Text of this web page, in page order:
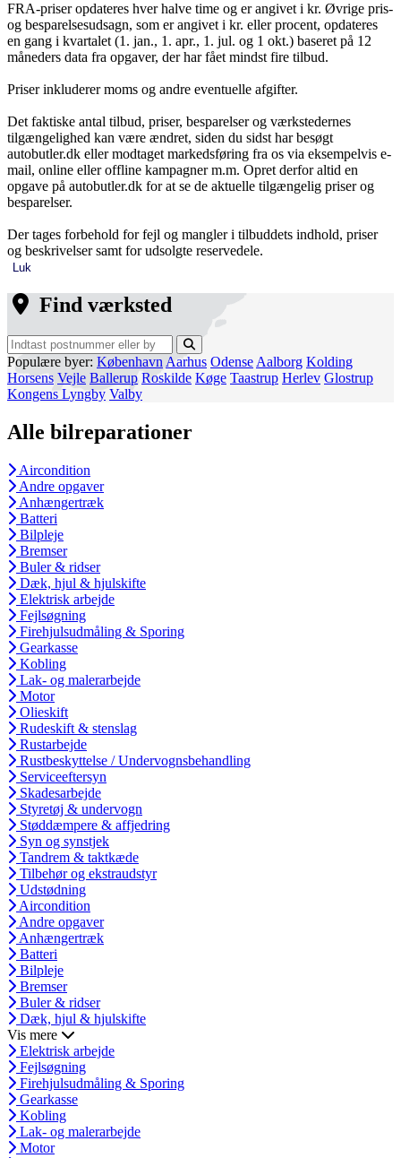
FRA-priser opdateres hver halve time og er angivet i kr. Øvrige pris-
og besparelsesudsagn, som er angivet i kr. eller procent, opdateres
en gang i kvartalet (1. jan., 1. apr., 1. jul. og 1 okt.) baseret på 12
måneders data fra opgaver, der har fået mindst fire tilbud.
Priser inkluderer moms og andre eventuelle afgifter.
Det faktiske antal tilbud, priser, besparelser og værkstedernes
tilgængelighed kan være ændret, siden du sidst har besøgt
autobutler.dk eller modtaget markedsføring fra os via eksempelvis e-
mail, online eller offline kampagner m.m. Opret derfor altid en
opgave på autobutler.dk for at se de aktuelle tilgængelig priser og
besparelser.
Der tages forbehold for fejl og mangler i tilbuddets indhold, priser
og beskrivelser samt for udsolgte reservedele.
Luk
Find værksted
Populære byer: København Aarhus Odense Aalborg Kolding
Horsens Vejle Ballerup Roskilde Køge Taastrup Herlev Glostrup
Kongens Lyngby Valby
Alle bilreparationer
Aircondition
Andre opgaver
Anhængertræk
Batteri
Bilpleje
Bremser
Buler & ridser
Dæk, hjul & hjulskifte
Elektrisk arbejde
Fejlsøgning
Firehjulsudmåling & Sporing
Gearkasse
Kobling
Lak- og malerarbejde
Motor
Olieskift
Rudeskift & stenslag
Rustarbejde
Rustbeskyttelse / Undervognsbehandling
Serviceeftersyn
Skadesarbejde
Styretøj & undervogn
Støddæmpere & affjedring
Syn og synstjek
Tandrem & taktkæde
Tilbehør og ekstraudstyr
Udstødning
Aircondition
Andre opgaver
Anhængertræk
Batteri
Bilpleje
Bremser
Buler & ridser
Dæk, hjul & hjulskifte
Vis mere
Elektrisk arbejde
Fejlsøgning
Firehjulsudmåling & Sporing
Gearkasse
Kobling
Lak- og malerarbejde
Motor